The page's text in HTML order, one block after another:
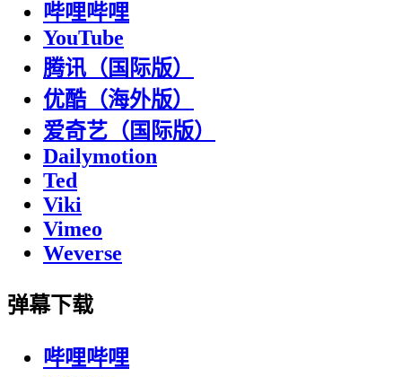
哔哩哔哩
YouTube
腾讯（国际版）
优酷（海外版）
爱奇艺（国际版）
Dailymotion
Ted
Viki
Vimeo
Weverse
弹幕下载
哔哩哔哩